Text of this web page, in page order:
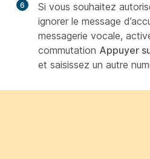
6
Si vous souhaitez
ignorer le message
messagerie vocale,
commutation Appuyer
et saisissez un autre